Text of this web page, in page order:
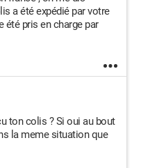
a été expédié par votre
été pris en charge par
ton colis ? Si oui au bout
la meme situation que